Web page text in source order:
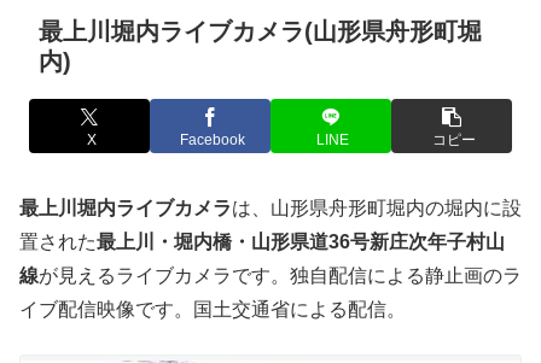
最上川堀内ライブカメラ(山形県舟形町堀
内)
X Facebook LINE コピー
最上川堀内ライブカメラは、山形県舟形町堀内の堀内に設
置された最上川・堀内橋・山形県道36号新庄次年子村山
線が見えるライブカメラです。独自配信による静止画のラ
イブ配信映像です。国土交通省による配信。